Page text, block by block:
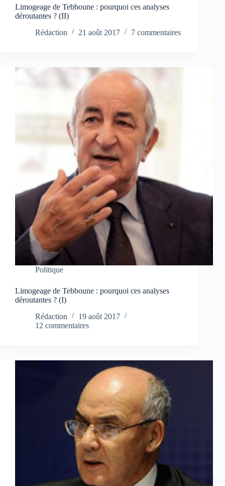
Limogeage de Tebboune : pourquoi ces analyses
déroutantes ? (II)
Rédaction
21 août 2017 7 commentaires
Politique
Limogeage de Tebboune : pourquoi ces analyses
déroutantes ? (I)
Rédaction
19 août 2017
12 commentaires